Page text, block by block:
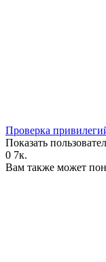
Проверка
Показать
0 7к.
Вам также может